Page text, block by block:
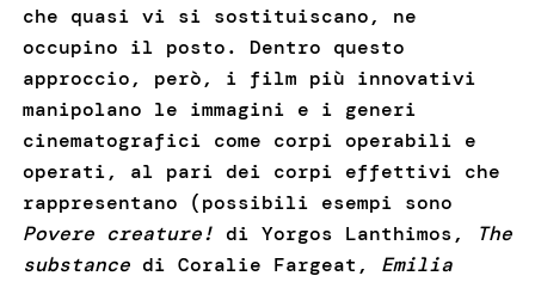
che quasi vi si sostituiscano, ne
occupino il posto. Dentro questo
approccio, però, i film più innovativi
manipolano le immagini e i generi
cinematografici come corpi operabili e
operati, al pari dei corpi effettivi che
rappresentano (possibili esempi sono
Povere creature! di Yorgos Lanthimos,
The
substancedi Coralie Fargeat, Emilia